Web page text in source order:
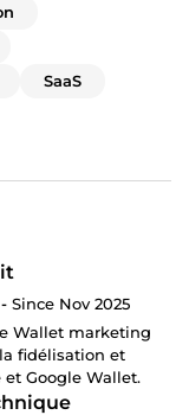
SaaS
Since Nov 2025
Wallet marketing
fidélisation et
Google Wallet.